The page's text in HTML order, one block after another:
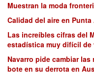
Muestran la moda
Calidad del aire en
Las increíbles cifras del
estadística muy difícil de
Navarro pide cambiar
bote en su derrota en